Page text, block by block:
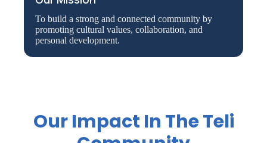
To build a strong and connected community by
promoting cultural values, collaboration, and
personal development.
Our Impact In The Teli